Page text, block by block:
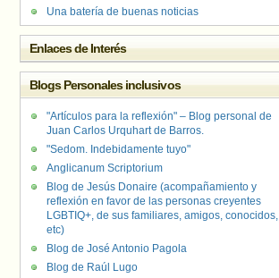
Una batería de buenas noticias
Enlaces de Interés
Blogs Personales inclusivos
"Artículos para la reflexión" – Blog personal de
Juan Carlos Urquhart de Barros.
"Sedom. Indebidamente tuyo"
Anglicanum Scriptorium
Blog de Jesús Donaire (acompañamiento y
reflexión en favor de las personas creyentes
LGBTIQ+, de sus familiares, amigos, conocidos,
etc)
Blog de José Antonio Pagola
Blog de Raúl Lugo